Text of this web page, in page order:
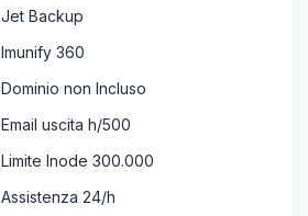
Jet Backup
Imunify 360
Dominio non Incluso
Email uscita h/500
Limite Inode 300.000
Assistenza 24/h